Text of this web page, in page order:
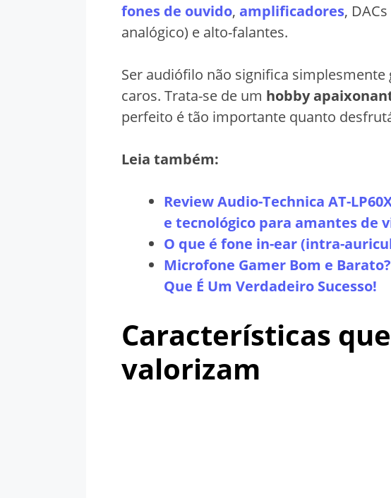
fones de ouvido, amplificadores,
analógico) e alto-falantes.
Ser audiófilo não significa
caros. Trata-se de um hobby
perfeito é tão importante quanto
Leia também:
Review Audio-Technica AT-
e tecnológico para amantes de
O que é fone in-ear (intra-
Microfone Gamer Bom e
Que É Um Verdadeiro Sucesso!
Características
valorizam